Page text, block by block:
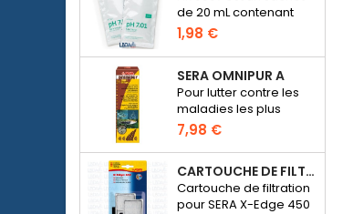
de 20 mL contenant
une solution d'un pH de
7.01 pour étalonner les
pH-mètres
électroniques
1,98 €
SERA OMNIPUR A
Pour lutter contre les
maladies les plus
courantes des
poissons d’ornement
d’eau douce.
7,98 €
CARTOUCHE DE FILTRATION BLANCHE POUR SERA X-EDGE 450 - 2 PIÈCES
Cartouche de filtration
pour SERA X-Edge 450